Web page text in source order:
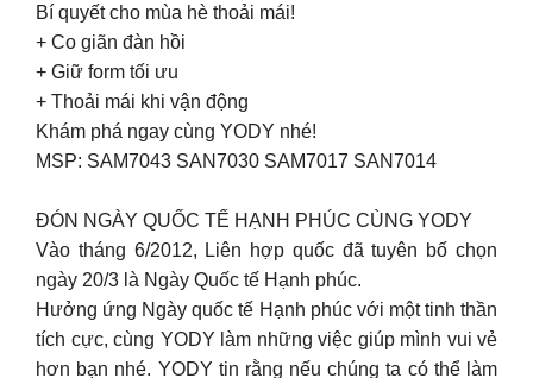
Bí quyết cho mùa hè thoải mái!
+ Co giãn đàn hồi
+ Giữ form tối ưu
+ Thoải mái khi vận động
Khám phá ngay cùng YODY nhé!
MSP: SAM7043 SAN7030 SAM7017 SAN7014
ĐÓN NGÀY QUỐC TẾ HẠNH PHÚC CÙNG YODY
Vào tháng 6/2012, Liên hợp quốc đã tuyên bố chọn
ngày 20/3 là Ngày Quốc tế Hạnh phúc.
Hưởng ứng Ngày quốc tế Hạnh phúc với một tinh thần
tích cực, cùng YODY làm những việc giúp mình vui vẻ
hơn bạn nhé. YODY tin rằng nếu chúng ta có thể làm